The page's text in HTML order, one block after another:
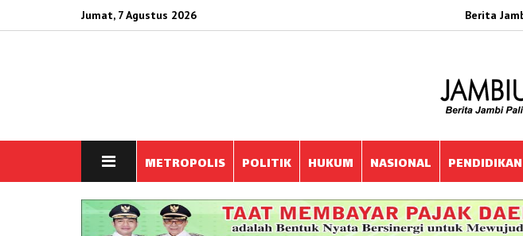
Jumat, 7 Agustus 2026 Berita
METROPOLIS POLITIK HUKUM NASIONAL PENDIDIKAN